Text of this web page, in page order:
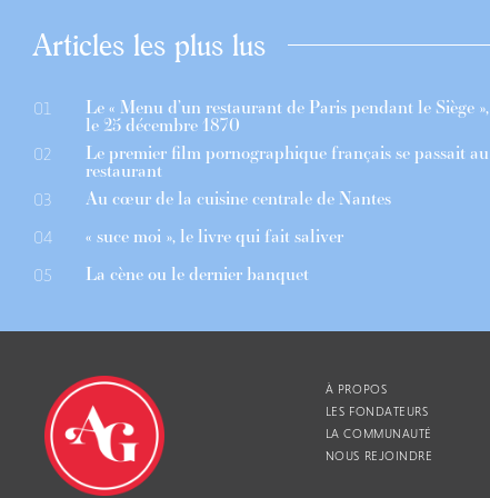
Articles les plus lus
01 Le « Menu d’un restaurant de Paris pendant le Siège »,
le 25 décembre 1870
02 Le premier film pornographique français se passait au
restaurant
03 Au cœur de la cuisine centrale de Nantes
04 « suce moi », le livre qui fait saliver
05 La cène ou le dernier banquet
À PROPOS
LES FONDATEURS
LA COMMUNAUTÉ
NOUS REJOINDRE